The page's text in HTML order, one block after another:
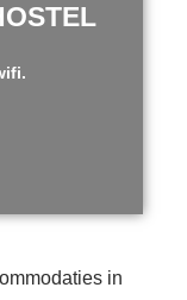
in